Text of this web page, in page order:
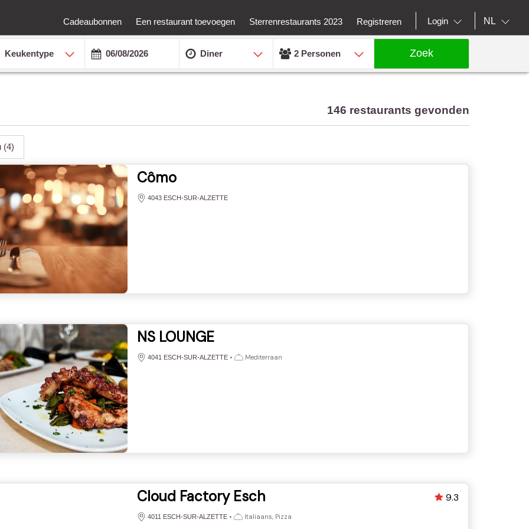
Cadeaubonnen Een restaurant toevoegen Sterrenrestaurants 2023 Registreren Login NL
Keukentype Diner 2 Personen Zoek
146 restaurants gevonden
(4)
Cômo
4043 ESCH-SUR-ALZETTE
NS LOUNGE
4041 ESCH-SUR-ALZETTE • Mediterraan
Cloud Factory Esch
4011 ESCH-SUR-ALZETTE • Italiaans, Pizza
9.3